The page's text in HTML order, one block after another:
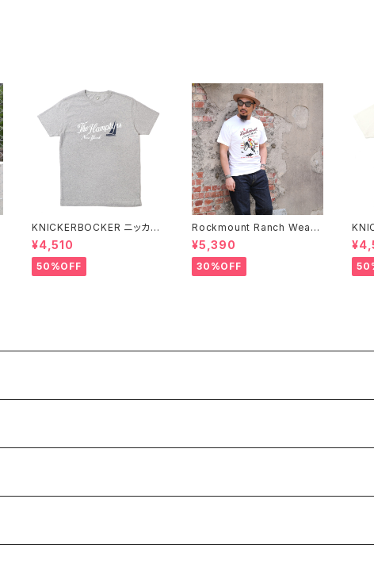
KNICKERBOCKER ニッカー
ボッカー HEATHER GREY
ハンプトン Tシャツ
¥4,510
50%OFF
Rockmount Ranch Wear
ロックマウント ランチウェア R
ockmount Bronc Western
T-Shirt 半袖Tシャツ 全3色
¥5,390
30%OFF
ボッ
シャ